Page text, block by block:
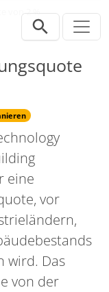
von 2 %
eine
vor
wird. Das
von der